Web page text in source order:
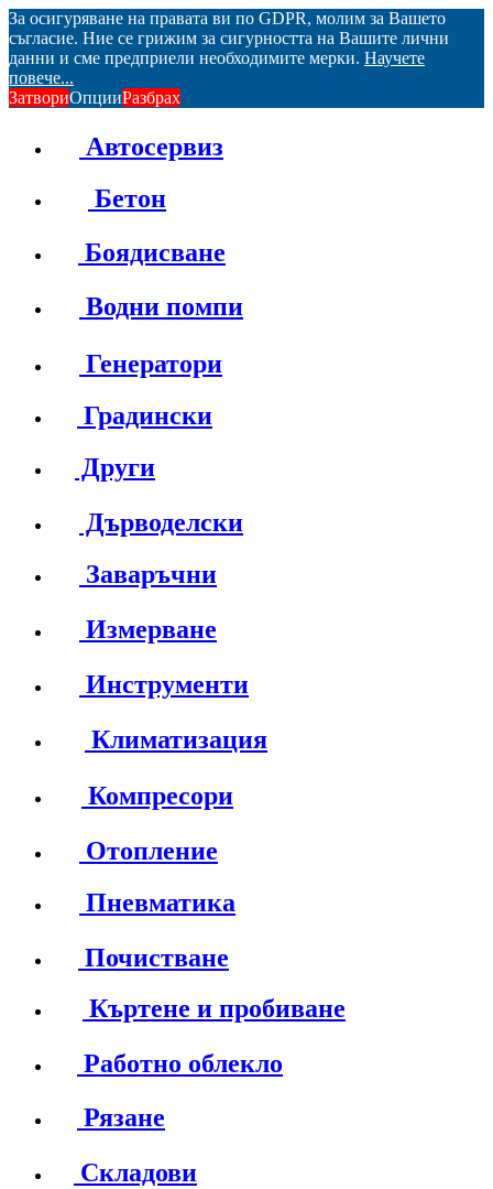
За осигуряване на правата ви по GDPR, молим за Вашето
съгласие. Ние се грижим за сигурността на Вашите лични
данни и сме предприели необходимите мерки. Научете
повече...
ЗатвориОпцииРазбрах
Автосервиз
Бетон
Боядисване
Водни помпи
Генератори
Градински
Други
Дърводелски
Заваръчни
Измерване
Инструменти
Климатизация
Компресори
Отопление
Пневматика
Почистване
Къртене и пробиване
Работно облекло
Рязане
Складови